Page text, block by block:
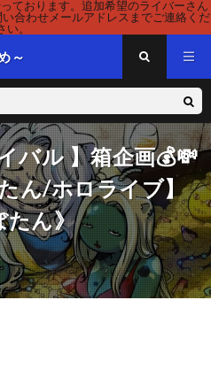
ております。追加希望のライバーさん
合わせメールアドレスまでご連絡くだ
い。
～
バル 】箱企画💰💸
ん/ホロライブ】
たん》